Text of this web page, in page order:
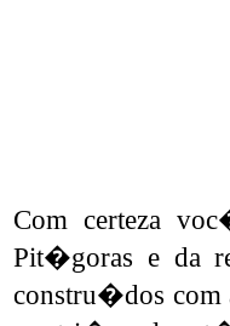
Com certeza
Pit�goras e da
constru�dos com